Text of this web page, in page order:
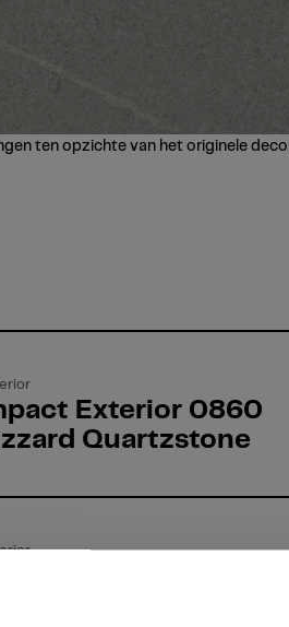
ten opzichte van het originele
Exterior 0860
Quartzstone
Exterior 0860
Quartzstone